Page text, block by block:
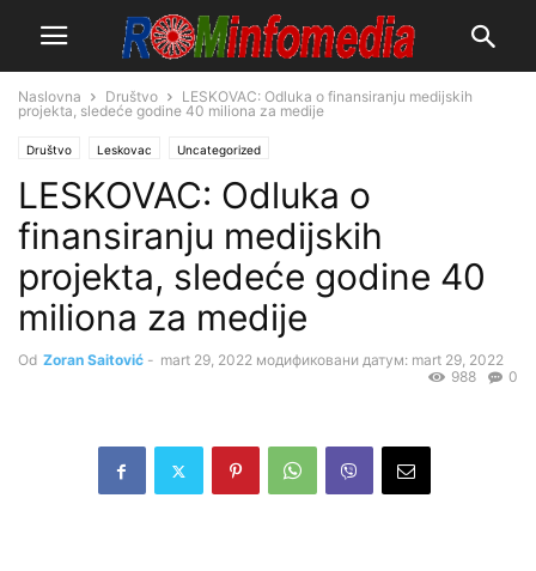
Naslovna Društvo
LESKOVAC: Odluka o finansiranju medijskih
projekta, sledeće godine 40 miliona za medije
Društvo Leskovac Uncategorized
LESKOVAC: Odluka o
finansiranju medijskih
projekta, sledeće godine 40
miliona za medije
Od Zoran Saitović - mart 29, 2022 модификовани датум: mart 29, 2022
0
988